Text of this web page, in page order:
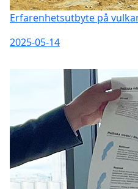
Erfarenhetsutbyte på
2025-05-14